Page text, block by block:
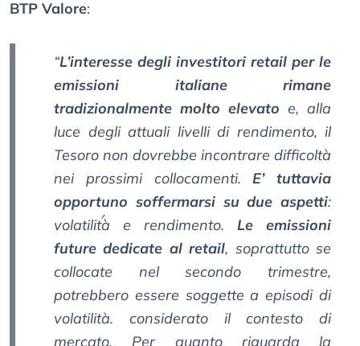
BTP Valore:
“L’interesse degli investitori retail per le
emissioni italiane rimane
tradizionalmente molto elevato e, alla
luce degli attuali livelli di rendimento, il
Tesoro non dovrebbe incontrare difficoltà
nei prossimi collocamenti.E’ tuttavia
opportuno soffermarsi su due aspetti:
volatilitࠥà e rendimento. Le emissioni
future dedicate al retail, soprattutto se
collocate nel secondo trimestre,
potrebbero essere soggette a episodi di
volatilità. considerato il contesto di
mercato. Per quanto riguarda la